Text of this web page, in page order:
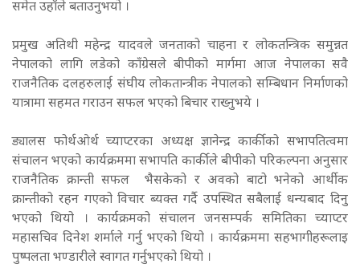
समेत उहाँले बताउनुभयो ।
प्रमुख अतिथी महेन्द्र यादवले जनताको चाहना र लोकतन्त्रिक समुन्नत
नेपालको लागि लडेको काँग्रेसले बीपीको मार्गमा आज नेपालका सवै
राजनैतिक दलहरुलाई संघीय लोकतान्त्रीक नेपालको सम्बिधान निर्माणको
यात्रामा सहमत गराउन सफल भएको बिचार राख्नुभये ।
ड्यालस फोर्थओर्थ च्याप्टरका अध्यक्ष ज्ञानेन्द्र कार्कीको सभापतित्वमा
संचालन भएको कार्यक्रममा सभापति कार्कीले बीपीको परिकल्पना अनुसार
राजनैतिक क्रान्ती सफल भैसकेको र अवको बाटो भनेको आर्थीक
क्रान्तीको रहन गएको विचार ब्यक्त गर्दै उपस्थित सबैलाई धन्यबाद दिनु
भएको थियो । कार्यक्रमको संचालन जनसम्पर्क समितिका च्याप्टर
महासचिव दिनेश शर्माले गर्नु भएको थियो । कार्यक्रममा सहभागीहरूलाइ
पुष्पलता भण्डारीले स्वागत गर्नुभएको थियो ।